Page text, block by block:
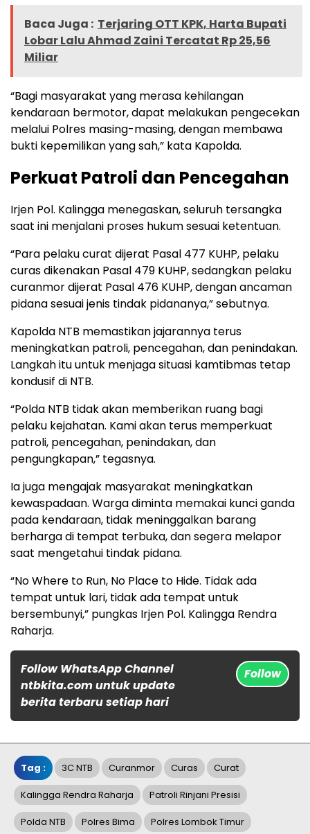
Baca Juga : Terjaring OTT KPK, Harta Bupati
Lobar Lalu Ahmad Zaini Tercatat Rp 25,56
Miliar
“Bagi masyarakat yang merasa kehilangan
kendaraan bermotor, dapat melakukan pengecekan
melalui Polres masing-masing, dengan membawa
bukti kepemilikan yang sah,” kata Kapolda.
Perkuat Patroli dan Pencegahan
Irjen Pol. Kalingga menegaskan, seluruh tersangka
saat ini menjalani proses hukum sesuai ketentuan.
“Para pelaku curat dijerat Pasal 477 KUHP, pelaku
curas dikenakan Pasal 479 KUHP, sedangkan pelaku
curanmor dijerat Pasal 476 KUHP, dengan ancaman
pidana sesuai jenis tindak pidananya,” sebutnya.
Kapolda NTB memastikan jajarannya terus
meningkatkan patroli, pencegahan, dan penindakan.
Langkah itu untuk menjaga situasi kamtibmas tetap
kondusif di NTB.
“Polda NTB tidak akan memberikan ruang bagi
pelaku kejahatan. Kami akan terus memperkuat
patroli, pencegahan, penindakan, dan
pengungkapan,” tegasnya.
Ia juga mengajak masyarakat meningkatkan
kewaspadaan. Warga diminta memakai kunci ganda
pada kendaraan, tidak meninggalkan barang
berharga di tempat terbuka, dan segera melapor
saat mengetahui tindak pidana.
“No Where to Run, No Place to Hide. Tidak ada
tempat untuk lari, tidak ada tempat untuk
bersembunyi,” pungkas Irjen Pol. Kalingga Rendra
Raharja.
Follow WhatsApp Channel
ntbkita.com untuk update
berita terbaru setiap hari
Follow
Tag : 3C NTB Curanmor Curas Curat
Kalingga Rendra Raharja Patroli Rinjani Presisi
Polda NTB Polres Bima Polres Lombok Timur